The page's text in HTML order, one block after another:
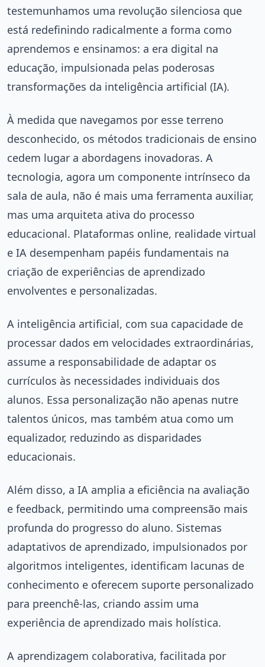
testemunhamos uma revolução silenciosa que
está redefinindo radicalmente a forma como
aprendemos e ensinamos: a era digital na
educação, impulsionada pelas poderosas
transformações da inteligência artificial (IA).
À medida que navegamos por esse terreno
desconhecido, os métodos tradicionais de ensino
cedem lugar a abordagens inovadoras. A
tecnologia, agora um componente intrínseco da
sala de aula, não é mais uma ferramenta auxiliar,
mas uma arquiteta ativa do processo
educacional. Plataformas online, realidade virtual
e IA desempenham papéis fundamentais na
criação de experiências de aprendizado
envolventes e personalizadas.
A inteligência artificial, com sua capacidade de
processar dados em velocidades extraordinárias,
assume a responsabilidade de adaptar os
currículos às necessidades individuais dos
alunos. Essa personalização não apenas nutre
talentos únicos, mas também atua como um
equalizador, reduzindo as disparidades
educacionais.
Além disso, a IA amplia a eficiência na avaliação
e feedback, permitindo uma compreensão mais
profunda do progresso do aluno. Sistemas
adaptativos de aprendizado, impulsionados por
algoritmos inteligentes, identificam lacunas de
conhecimento e oferecem suporte personalizado
para preenchê-las, criando assim uma
experiência de aprendizado mais holística.
A aprendizagem colaborativa, facilitada por